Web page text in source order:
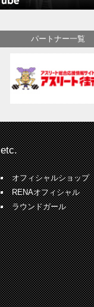
パートナー一覧
etc.
オフィシャルショップ
RENAオフィシャル
ラウンドガール